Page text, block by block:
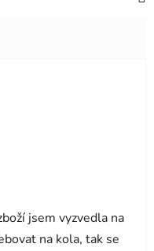
jsem vyzvedla na
na kola, tak se